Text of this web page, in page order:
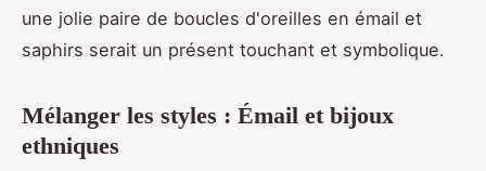
une jolie paire de boucles d'oreilles en émail et
saphirs serait un présent touchant et symbolique.
Mélanger les styles : Émail et bijoux
ethniques